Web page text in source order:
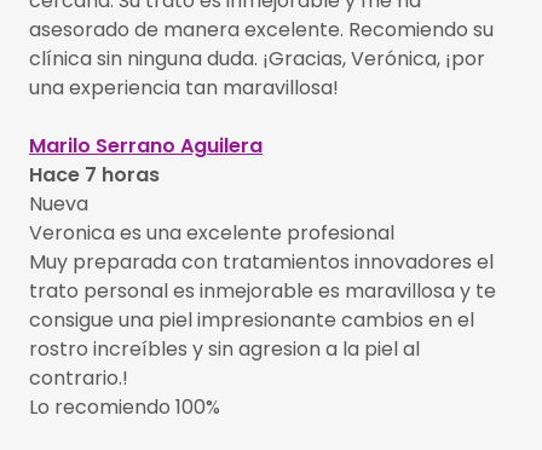
asesorado de manera excelente. Recomiendo su
clínica sin ninguna duda. ¡Gracias, Verónica, ¡por
una experiencia tan maravillosa!
Marilo Serrano Aguilera
Hace 7 horas
Nueva
Veronica es una excelente profesional
Muy preparada con tratamientos innovadores el
trato personal es inmejorable es maravillosa y te
consigue una piel impresionante cambios en el
rostro increíbles y sin agresion a la piel al
contrario.!
Lo recomiendo 100%